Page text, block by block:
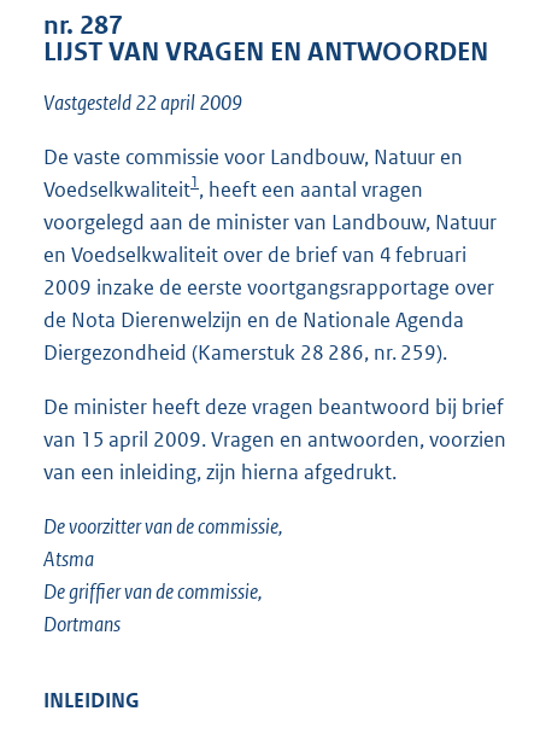
t
t
2
K
b
nr. 287
LIJST VAN VRAGEN EN ANTWOORDEN
Vastgesteld 22 april 2009
De vaste commissie voor Landbouw, Natuur en
Voedselkwaliteit1, heeft een aantal vragen
voorgelegd aan de minister van Landbouw, Natuur
en Voedselkwaliteit over de brief van 4 februari
2009 inzake de eerste voortgangsrapportage over
de Nota Dierenwelzijn en de Nationale Agenda
Diergezondheid (Kamerstuk 28 286, nr. 259).
De minister heeft deze vragen beantwoord bij brief
van 15 april 2009. Vragen en antwoorden, voorzien
van een inleiding, zijn hierna afgedrukt.
De voorzitter van de commissie,
Atsma
De griffier van de commissie,
Dortmans
INLEIDING